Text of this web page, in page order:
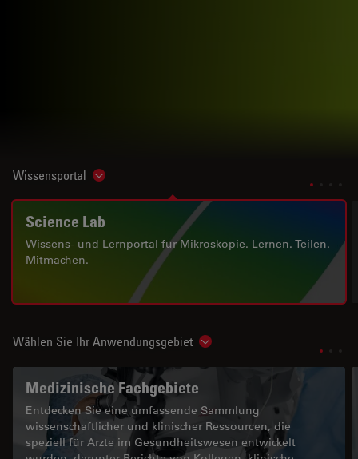
Wissensportal Show subnavigation
Science Lab
Wissens- und Lernportal für Mikroskopie. Lernen. Teilen.
Mitmachen.
Wählen Sie Ihr Anwendungsgebiet Show subnavigation
Medizinische Fachgebiete
Entdecken Sie eine umfassende Sammlung
wissenschaftlicher und klinischer Ressourcen, die
speziell für Ärzte im Gesundheitswesen entwickelt